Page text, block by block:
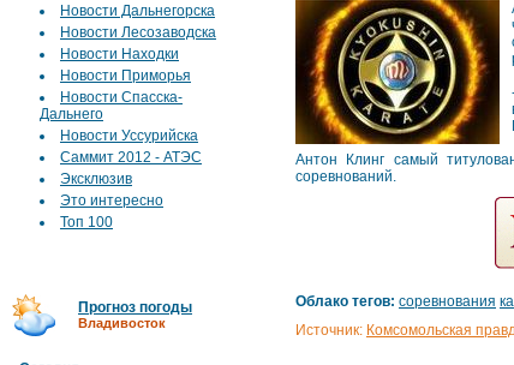
Новости Дальнегорска
Новости Лесозаводска
Новости Находки
Новости Приморья
Новости Спасска-
Дальнего
Новости Уссурийска
Саммит 2012 - АТЭС
Эксклюзив
Это интересно
Топ 100
Прогноз погоды
Владивосток
Антон Клинг самый
соревнований.
Облако тегов: соревнования
Источник: Комсомольская